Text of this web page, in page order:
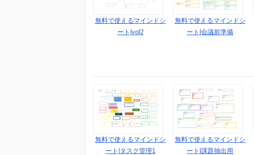
無料で使えるマインドシ
ート|vol2
無料で使えるマインドシ
ート|会議前準備
無料で使えるマインドシ
ート|タスク管理1
無料で使えるマインドシ
ート|課題抽出用